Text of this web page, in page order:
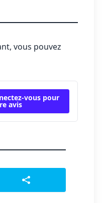
vous pouvez
vous pour
avis